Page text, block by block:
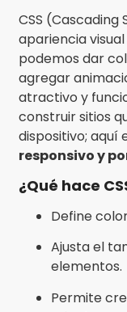
CSS
apariencia visual
podemos dar
agregar
atractivo y
construir sitios
dispositivo; aquí
responsivo y
¿Qué hace
Define
Ajusta el
elementos.
Permite